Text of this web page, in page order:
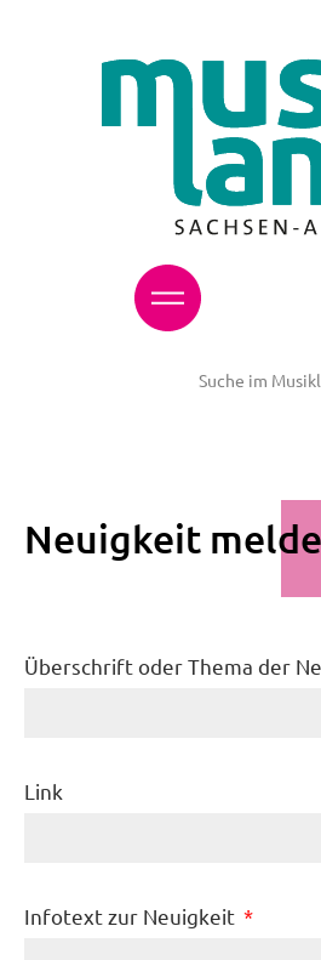
Neuigkeit
Überschrift oder Thema der
Link
Infotext zur Neuigkeit